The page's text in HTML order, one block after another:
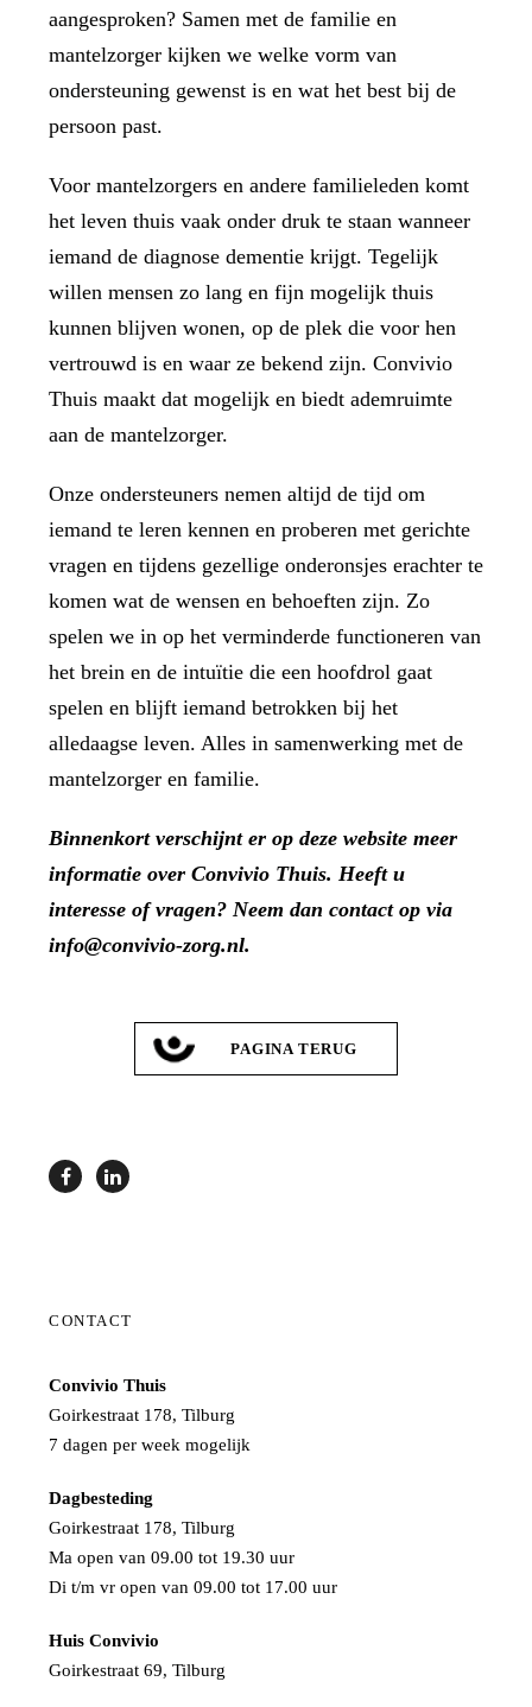
aangesproken? Samen met de familie en
mantelzorger kijken we welke vorm van
ondersteuning gewenst is en wat het best bij de
persoon past.
Voor mantelzorgers en andere familieleden komt
het leven thuis vaak onder druk te staan wanneer
iemand de diagnose dementie krijgt. Tegelijk
willen mensen zo lang en fijn mogelijk thuis
kunnen blijven wonen, op de plek die voor hen
vertrouwd is en waar ze bekend zijn. Convivio
Thuis maakt dat mogelijk en biedt ademruimte
aan de mantelzorger.
Onze ondersteuners nemen altijd de tijd om
iemand te leren kennen en proberen met gerichte
vragen en tijdens gezellige onderonsjes erachter te
komen wat de wensen en behoeften zijn. Zo
spelen we in op het verminderde functioneren van
het brein en de intuïtie die een hoofdrol gaat
spelen en blijft iemand betrokken bij het
alledaagse leven. Alles in samenwerking met de
mantelzorger en familie.
Binnenkort verschijnt er op deze website meer
informatie over Convivio Thuis. Heeft u
interesse of vragen? Neem dan contact op via
info@convivio-zorg.nl.
PAGINA TERUG
CONTACT
Convivio Thuis
Goirkestraat 178, Tilburg
7 dagen per week mogelijk
Dagbesteding
Goirkestraat 178, Tilburg
Ma open van 09.00 tot 19.30 uur
Di t/m vr open van 09.00 tot 17.00 uur
Huis Convivio
Goirkestraat 69, Tilburg